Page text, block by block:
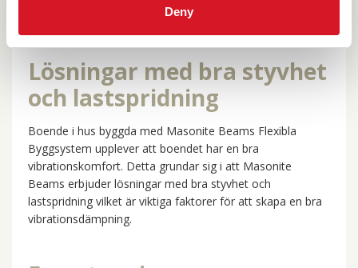
Deny
Vibrationsprov på bjälklagselement under belastning utförd
av RISE i Skellefteå.
Lösningar med bra styvhet
och lastspridning
Boende i hus byggda med Masonite Beams Flexibla
Byggsystem upplever att boendet har en bra
vibrationskomfort. Detta grundar sig i att Masonite
Beams erbjuder lösningar med bra styvhet och
lastspridning vilket är viktiga faktorer för att skapa en bra
vibrationsdämpning.